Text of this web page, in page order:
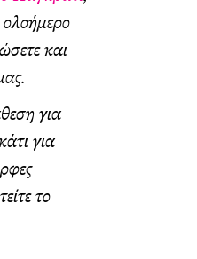
ολοήμερο
και
για
για
το